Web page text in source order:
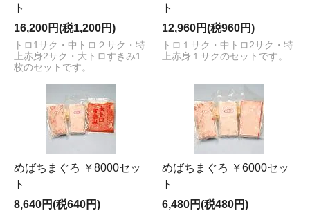
ト
16,200円(税1,200円)
トロ1サク・中トロ２サク・特
上赤身2サク・大トロすきみ1
枚のセットです。
ト
12,960円(税960円)
トロ１サク・中トロ2サク・特
上赤身１サクのセットです。
めばちまぐろ ￥8000セッ
ト
8,640円(税640円)
めばちまぐろ ￥6000セッ
ト
6,480円(税480円)